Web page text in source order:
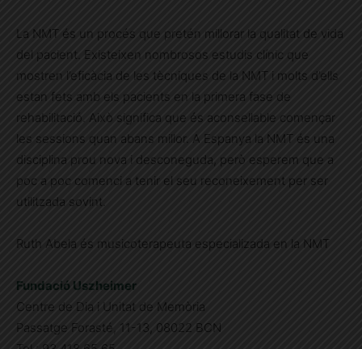
La NMT és un procés que pretén millorar la qualitat de vida
del pacient. Existeixen nombrosos estudis clínic que
mostren l’eficàcia de les tècniques de la NMT i molts d’ells
estan fets amb els pacients en la primera fase de
rehabilitació. Això significa que és aconsellable començar
les sessions quan abans millor. A Espanya la NMT és una
disciplina prou nova i desconeguda, però esperem que a
poc a poc comenci a tenir el seu reconeixement per ser
utilitzada sovint.
Ruth Abela és musicoterapeuta especializada en la NMT
Fundació Uszheimer
Centre de Dia i Unitat de Memòria
Passatge Forasté, 11-13, 08022 BCN